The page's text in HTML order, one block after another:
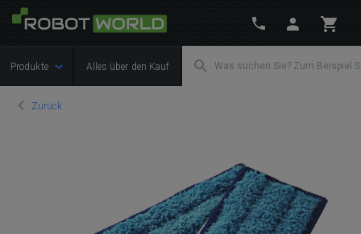
Produkte Alles über den Kauf
Zurück